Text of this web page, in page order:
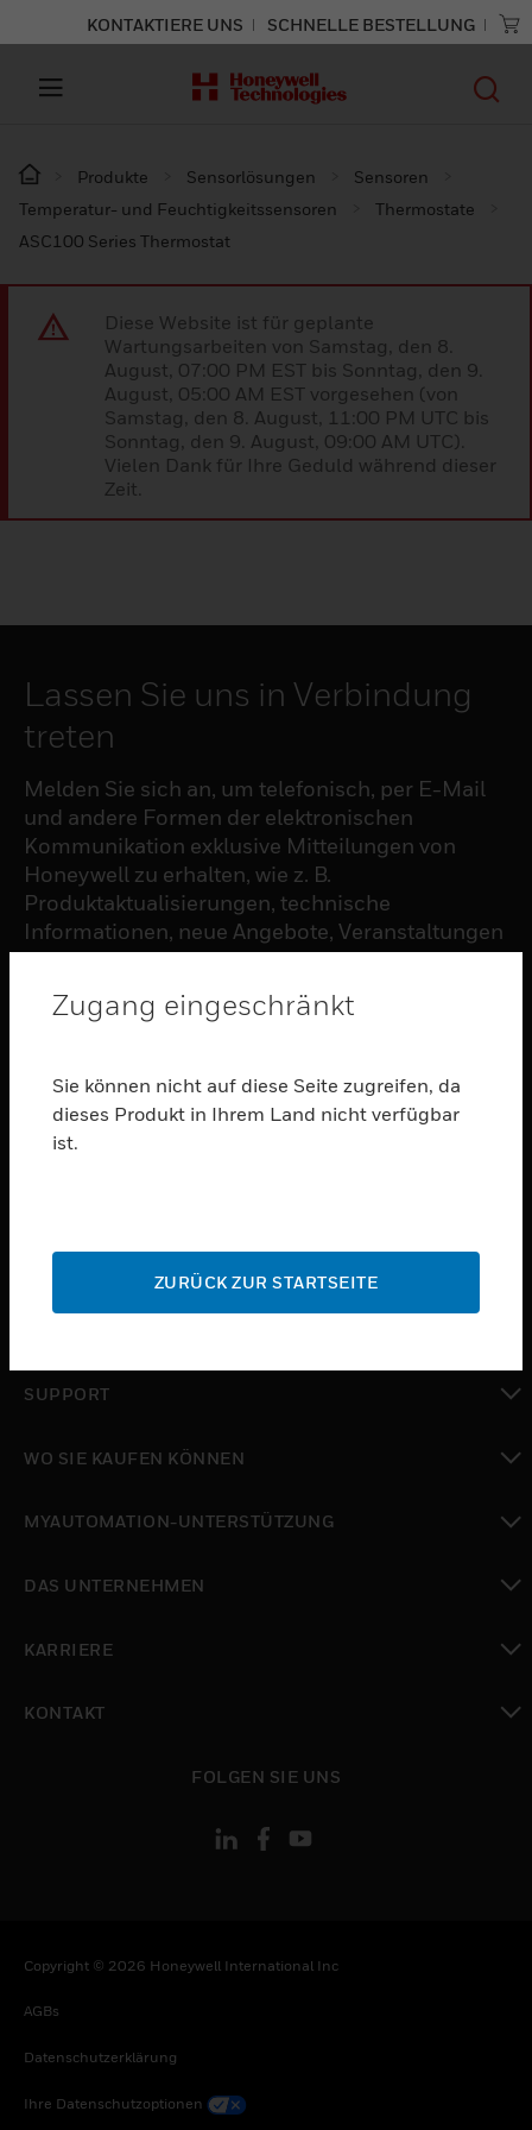
KONTAKTIERE UNS SCHNELLE BESTELLUNG
Produkte Sensorlösungen
Sensoren
Temperatur- und Feuchtigkeitssensoren
Thermostate
ASC100 Series Thermostat
Diese Website ist für geplante
Wartungsarbeiten von Samstag, den 8.
August, 07:00 PM EST bis Sonntag, den 9.
August, 05:00 AM EST vorgesehen (von
Samstag, den 8. August, 11:00 PM UTC bis
Sonntag, den 9. August, 09:00 AM UTC).
Vielen Dank für Ihre Geduld während dieser
Zeit.
Lassen Sie uns in Verbindung
treten
Melden Sie sich an, um telefonisch, per E-Mail
und andere Formen der elektronischen
Kommunikation exklusive Mitteilungen von
Honeywell zu erhalten, wie z. B.
Produktaktualisierungen, technische
Informationen, neue Angebote, Veranstaltungen
und Neuigkeiten, Umfragen, Sonderangebote
PRODUKTE
toggle view
toggle view
toggle view
SUPPORT
WO SIE KAUFEN KÖNNEN
MYAUTOMATION-UNTERSTÜTZUNG
DAS UNTERNEHMEN
KARRIERE
KONTAKT
FOLGEN SIE UNS
Copyright © 2026 Honeywell International Inc
AGBs
Datenschutzerklärung
Ihre Datenschutzoptionen
Zugang eingeschränkt
Sie können nicht auf diese Seite zugreifen, da
dieses Produkt in Ihrem Land nicht verfügbar
ist.
ZURÜCK ZUR STARTSEITE